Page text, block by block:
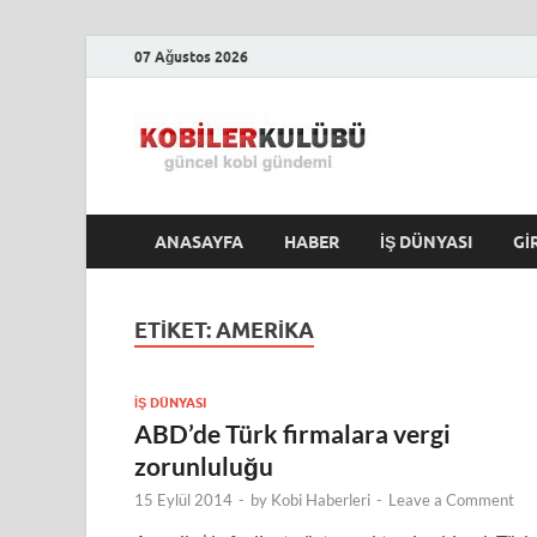
07 Ağustos 2026
ANASAYFA HABER İŞ DÜNYASI
ETIKET:AMERIKA
İŞ DÜNYASI
ABD’de Türk firmalara vergi
zorunluluğu
15 Eylül 2014 - by Kobi Haberleri - Leave a Comment